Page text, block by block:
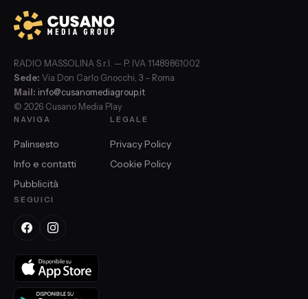
RADIO MASSOLINA S.r.l. — P. IVA 11489861002
Sede: Via Don Carlo Gnocchi, 3 – Roma
Mail: info@cusanomediagroup.it
© 2026 Cusano Media Play
NAVIGA
Palinsesto
Info e contatti
Pubblicità
LEGALE
Privacy Policy
Cookie Policy
SEGUICI